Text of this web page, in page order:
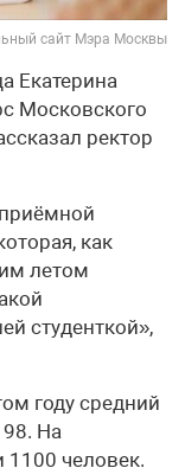
сайт Мэра Москвы
Екатерина
Московского
ректор
как
летом
студенткой»,
году средний
На
1100 человек.